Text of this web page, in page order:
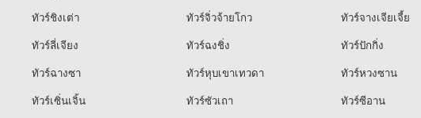
ทัวร์ชิงเต่า ทัวร์จิ่วจ้ายโกว ทัวร์จางเจียเจี้ย
ทัวร์ลี่เจียง ทัวร์ฉงชิ่ง ทัวร์ปักกิ่ง
ทัวร์ฉางซา ทัวร์หุบเขาเทวดา ทัวร์หวงซาน
ทัวร์เซิ่นเจิ้น ทัวร์ซัวเถา ทัวร์ซีอาน